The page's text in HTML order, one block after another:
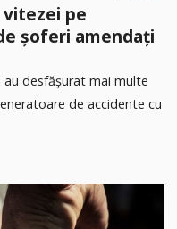
pe
șoferi amendați
desfășurat mai multe
de accidente cu